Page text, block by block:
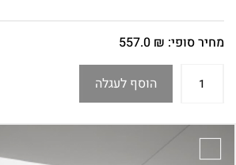
מחיר סופי: ₪
הוסף לעגלה